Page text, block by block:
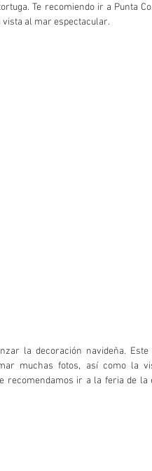
Te recomiendo ir a Punta
al mar espectacular.
la decoración navideña.
muchas fotos, así como la
recomendamos ir a la feria de